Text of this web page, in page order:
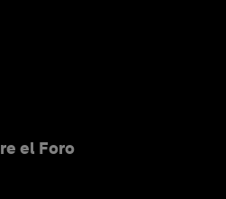
el Foro